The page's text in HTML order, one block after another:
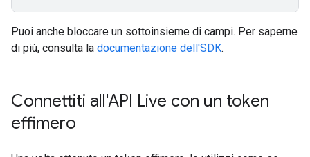
Puoi anche bloccare un sottoinsieme di campi. Per saperne
di più, consulta la documentazione dell'SDK.
Connettiti all'API Live con un token
effimero